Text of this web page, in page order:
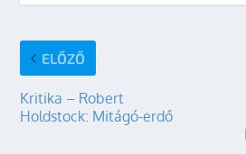
ELŐZŐ
Kritika – Robert
Holdstock: Mitágó-erdő